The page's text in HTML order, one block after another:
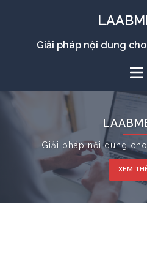
Giải pháp nội dung
Giải pháp nội dung
XEM